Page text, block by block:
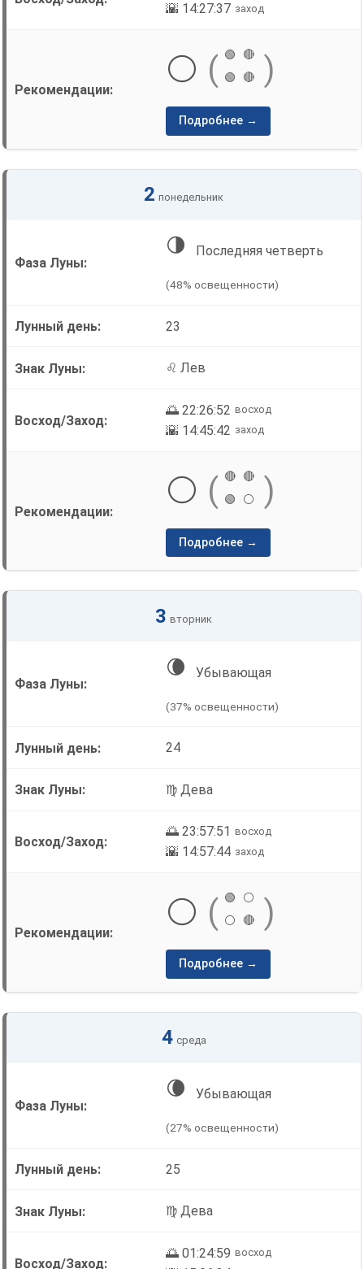
🌇 14:27:37 заход
⚪ ( 🟢
🔴
🟢
🔴 )
Подробнее →
2 понедельник
🌗 Последняя четверть
(48% освещенности)
23
♌ Лев
🌅 22:26:52 восход
🌇 14:45:42 заход
⚪ ( 🔴
🔴
🟢
⚪ )
Подробнее →
3 вторник
🌘 Убывающая
(37% освещенности)
24
♍ Дева
🌅 23:57:51 восход
🌇 14:57:44 заход
⚪ ( 🟢
⚪
⚪
🔴 )
Подробнее →
4 среда
🌘 Убывающая
(27% освещенности)
25
♍ Дева
🌅 01:24:59 восход